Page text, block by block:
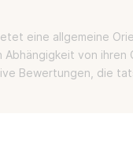
eine allgemeine
Abhängigkeit von
Bewertungen, die